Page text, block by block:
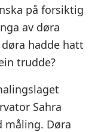
på forsiktig
av døra
hadde hatt
trudde?
Sahra
måling. Døra